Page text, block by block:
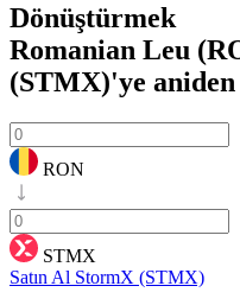
Dönüştürmek
Romanian Leu
(STMX)'ye aniden
RON
STMX
Satın Al StormX (STMX)